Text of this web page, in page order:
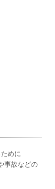
めに
事故などの